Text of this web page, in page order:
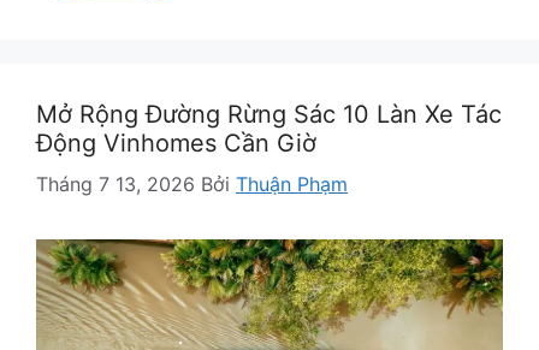
Mở Rộng Đường Rừng Sác 10 Làn Xe Tác
Động Vinhomes Cần Giờ
Tháng 7 13, 2026 Bởi Thuận Phạm